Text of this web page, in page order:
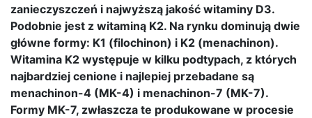
zanieczyszczeń i najwyższą jakość witaminy D3.
Podobnie jest z witaminą K2. Na rynku dominują dwie
główne formy: K1 (filochinon) i K2 (menachinon).
Witamina K2 występuje w kilku podtypach, z których
najbardziej cenione i najlepiej przebadane są
menachinon-4 (MK-4) i menachinon-7 (MK-7).
Formy MK-7, zwłaszcza te produkowane w procesie